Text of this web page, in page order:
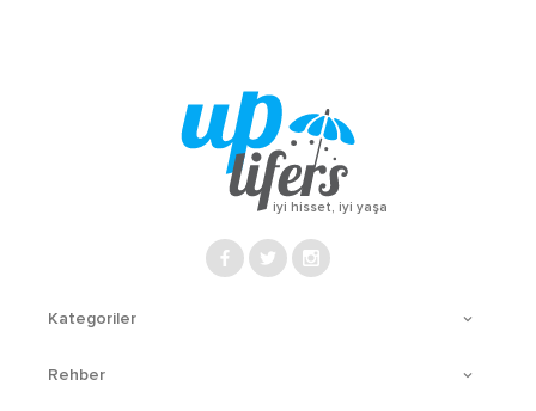
iyi hisset, iyi yaşa
Kategoriler
Rehber